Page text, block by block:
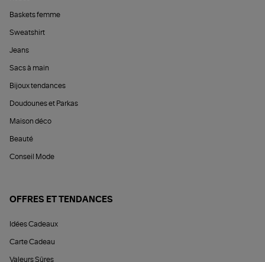
Baskets femme
Sweatshirt
Jeans
Sacs à main
Bijoux tendances
Doudounes et Parkas
Maison déco
Beauté
Conseil Mode
OFFRES ET TENDANCES
Idées Cadeaux
Carte Cadeau
Valeurs Sûres